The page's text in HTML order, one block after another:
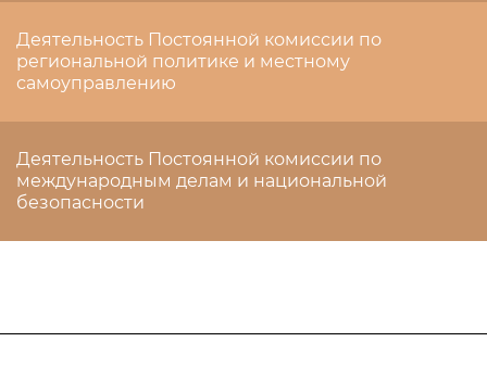
Деятельность Постоянной комиссии по
региональной политике и местному
самоуправлению
Деятельность Постоянной комиссии по
международным делам и национальной
безопасности